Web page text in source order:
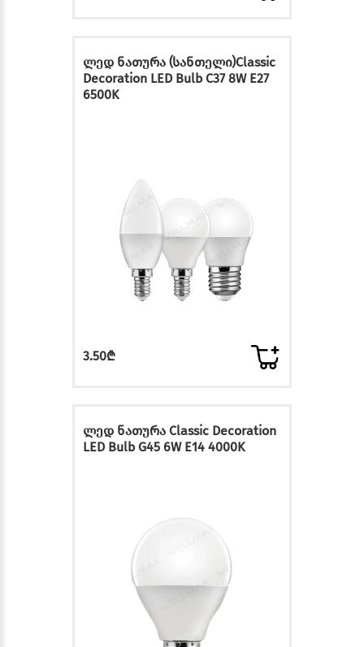
ლედ ნათურა (სანთელი)Classic
Decoration LED Bulb C37 8W E27
6500K
3.50₾
ლედ ნათურა Classic Decoration
LED Bulb G45 6W E14 4000K